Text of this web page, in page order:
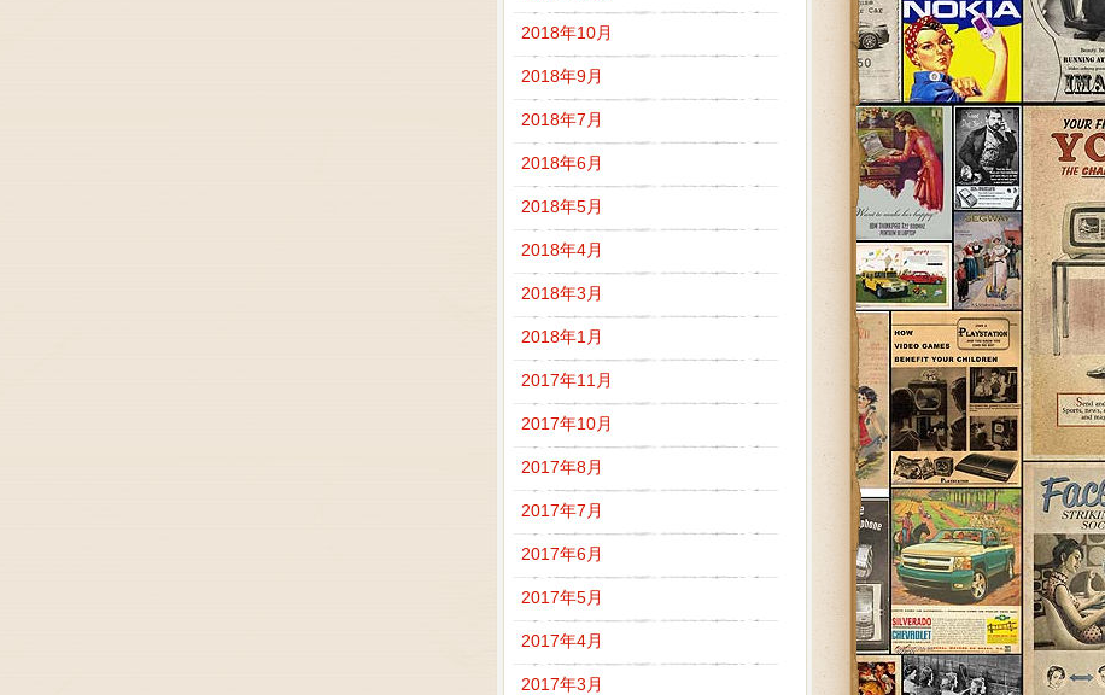
2018年10月
2018年9月
2018年7月
2018年6月
2018年5月
2018年4月
2018年3月
2018年1月
2017年11月
2017年10月
2017年8月
2017年7月
2017年6月
2017年5月
2017年4月
2017年3月